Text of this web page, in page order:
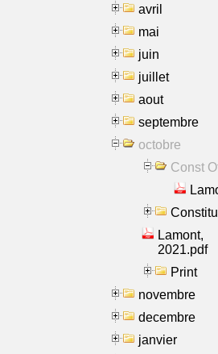
avril
mai
juin
juillet
aout
septembre
octobre
Const
2021.pdf
Print
novembre
decembre
janvier